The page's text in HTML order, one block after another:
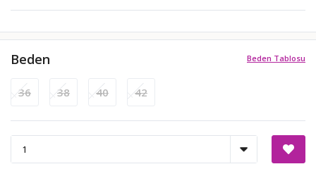
Beden Tablosu
Beden
36 38 40 42